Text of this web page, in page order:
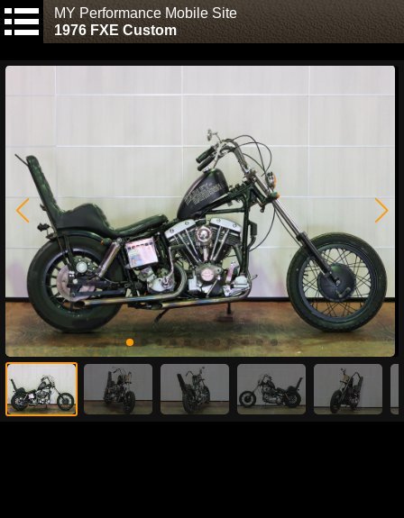
MY Performance Mobile Site
1976 FXE Custom